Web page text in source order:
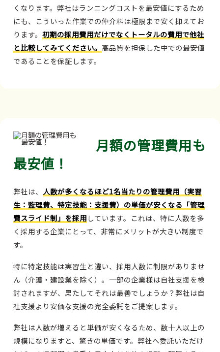
くなります。弊社はランニングコストを最安値にするため
にも、こういった作業での仲介料は極限まで安く抑えてお
ります。 初期の採用費用だけでなくトータルの費用で他社
と比較してみてください。 高品質を担保した中での最安値
であることを保証します。
月額の管理費用も
最安値！
弊社は、 人数が多くなるほど1名当たりの管理費用（実習
生：監理費、特定技能：支援費）の単価が安くなる「管理
費スライド制」を採用しています。これは、特に人数を多
く採用する企業にとって、非常にメリットが大きい制度で
す。
特に特定技能は実習生と違い、採用人数に制限がありませ
ん（介護・建設業を除く）。一部の企業様は自社支援を検
討されますが、果たしてそれは最善でしょうか？弊社は自
社支援より安価な支援の完全委託をご提案します。
弊社は人数が増えると単価が安くなるため、数十人以上の
規模になりますと、驚きの単価です。弊社へ委託いただけ